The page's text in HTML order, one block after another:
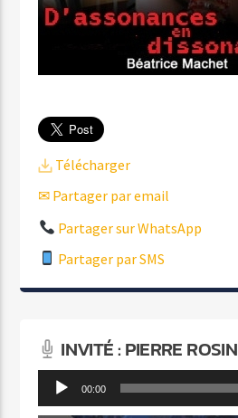
Télécharger
✉ Partager par email
Partager sur WhatsApp
Partager par SMS
INVITÉ : PIERRE ROSIN
Lecteur
audio
00:00